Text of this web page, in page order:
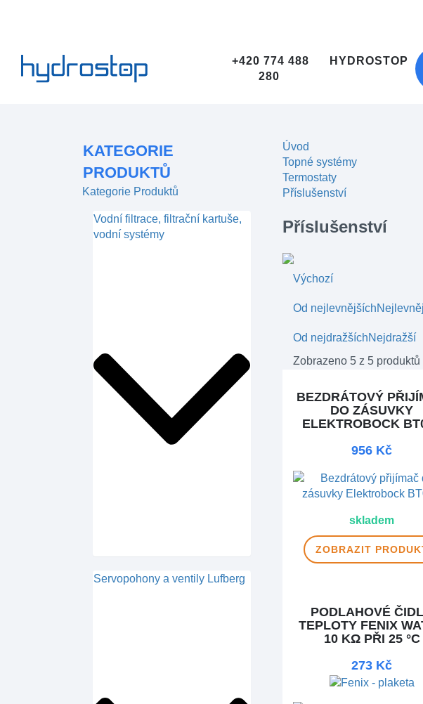
+420 774 488
280
HYDROSTOP
KATEGORIE
PRODUKTŮ
Kategorie Produktů
Vodní filtrace, filtrační kartuše,
vodní systémy
Servopohony a ventily Lufberg
Úvod
Topné systémy
Termostaty
Příslušenství
Příslušenství
Výchozí
Od nejlevnějších
Od nejdražšíchNejdražší
Zobrazeno 5 z 5 produktů
BEZDRÁTOVÝ
DO ZÁSUVKY
ELEKTROBOCK
956 Kč
skladem
ZOBRAZIT
PODLAHOVÉ
TEPLOTY FENIX
10 KΩ PŘI 25 °C
273 Kč